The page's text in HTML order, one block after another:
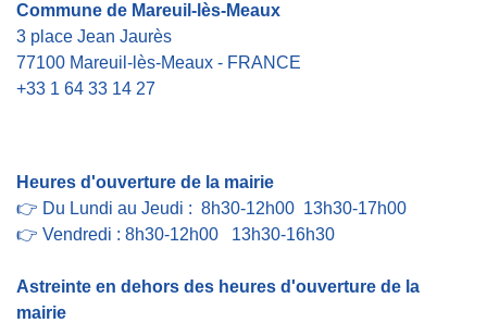
Commune de Mareuil-lès-Meaux
3 place Jean Jaurès
77100 Mareuil-lès-Meaux - FRANCE
+33 1 64 33 14 27
Heures d'ouverture de la mairie
👉 Du Lundi au Jeudi : 8h30-12h00 13h30-17h00
👉 Vendredi : 8h30-12h00 13h30-16h30
Astreinte en dehors des heures d'ouverture de la
mairie